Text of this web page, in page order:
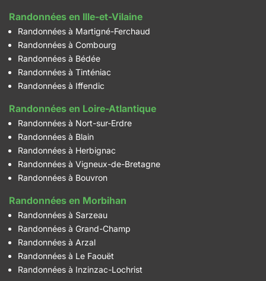
Randonnées en Ille-et-Vilaine
Randonnées à Martigné-Ferchaud
Randonnées à Combourg
Randonnées à Bédée
Randonnées à Tinténiac
Randonnées à Iffendic
Randonnées en Loire-Atlantique
Randonnées à Nort-sur-Erdre
Randonnées à Blain
Randonnées à Herbignac
Randonnées à Vigneux-de-Bretagne
Randonnées à Bouvron
Randonnées en Morbihan
Randonnées à Sarzeau
Randonnées à Grand-Champ
Randonnées à Arzal
Randonnées à Le Faouët
Randonnées à Inzinzac-Lochrist